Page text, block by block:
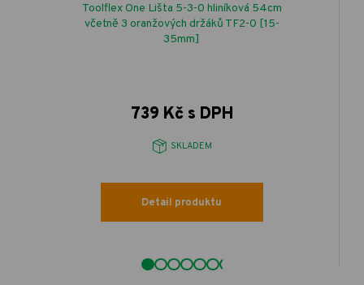
Toolflex One Lišta 5-3-0 hliníková 54cm
včetně 3 oranžových držáků TF2-0 [15-
35mm]
739 Kč s DPH
SKLADEM
Detail produktu